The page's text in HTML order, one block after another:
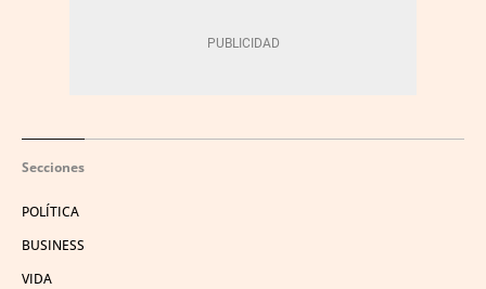
Secciones
POLÍTICA
BUSINESS
VIDA